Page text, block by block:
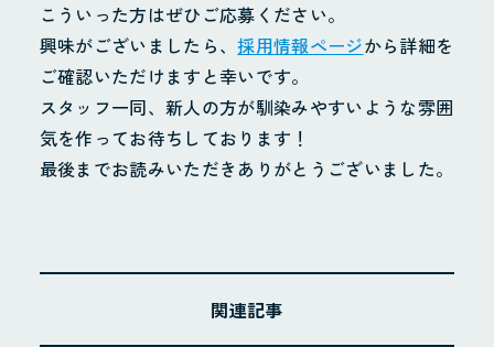
こういった方はぜひご応募ください。
興味がございましたら、採用情報ページから詳細を
ご確認いただけますと幸いです。
スタッフ一同、新人の方が馴染みやすいような雰囲
気を作ってお待ちしております！
最後までお読みいただきありがとうございました。
関連記事